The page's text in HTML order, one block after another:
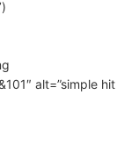
alt=”simple hit